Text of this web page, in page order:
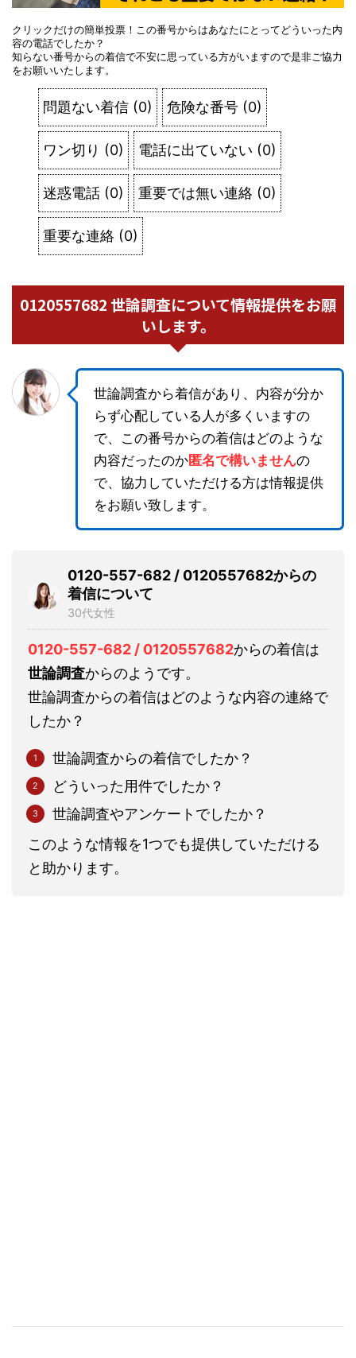
クリックだけの簡単投票！この番号からはあなたにとってどういった内
容の電話でしたか？
知らない番号からの着信で不安に思っている方がいますので是非ご協力
をお願いいたします。
問題ない着信 (0) 危険な番号 (0)
ワン切り (0) 電話に出ていない (0)
迷惑電話 (0) 重要では無い連絡 (0)
重要な連絡 (0)
0120557682 世論調査について情報提供をお願
いします。
世論調査から着信があり、内容が分か
らず心配している人が多くいますの
で、この番号からの着信はどのような
内容だったのか匿名で構いませんの
で、協力していただける方は情報提供
をお願い致します。
0120-557-682 / 0120557682からの
着信について
30代女性
0120-557-682 / 0120557682からの着信は
世論調査からのようです。
世論調査からの着信はどのような内容の連絡で
したか？
世論調査からの着信でしたか？
どういった用件でしたか？
世論調査やアンケートでしたか？
このような情報を1つでも提供していただける
と助かります。